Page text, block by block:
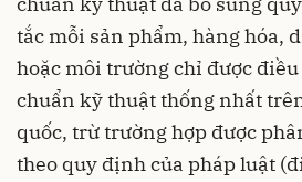
tắc mỗi sản phẩm, hàng hóa,
hoặc môi trường chỉ được
chuẩn kỹ thuật thống nhất
quốc, trừ trường hợp được
theo quy định của pháp luật